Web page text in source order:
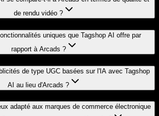
de rendu vidéo ?
uniques que Tagshop AI offre par
rapport à Arcads ?
de type UGC basées sur l'IA avec Tagshop
AI au lieu d'Arcads ?
adapté aux marques de commerce électronique